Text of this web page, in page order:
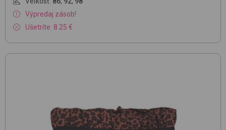
Výpredaj zásob!
Ušetríte: 8.25 €